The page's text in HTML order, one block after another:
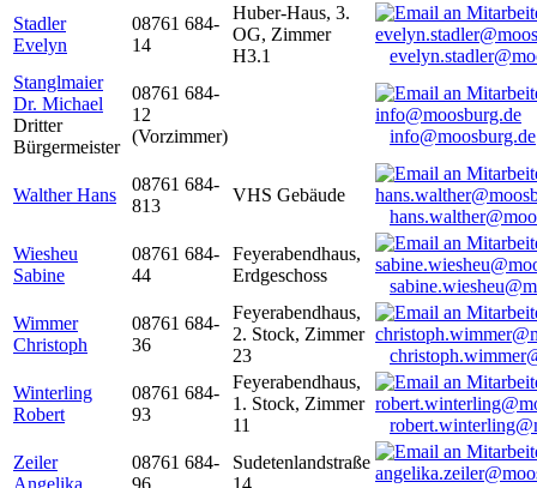
Stadler
Evelyn
08761 684-
14
Huber-Haus, 3.
OG, Zimmer
H3.1
Stanglmaier
Dr. Michael
Dritter
Bürgermeister
08761 684-
12
(Vorzimmer)
info@moosburg.de
Walther Hans
08761 684-
813
VHS Gebäude
Wiesheu
Sabine
08761 684-
44
Feyerabendhaus,
Erdgeschoss
Wimmer
Christoph
08761 684-
36
Feyerabendhaus,
2. Stock, Zimmer
23
Winterling
Robert
08761 684-
93
Feyerabendhaus,
1. Stock, Zimmer
11
Zeiler
Angelika
08761 684-
96
Sudetenlandstraße
14